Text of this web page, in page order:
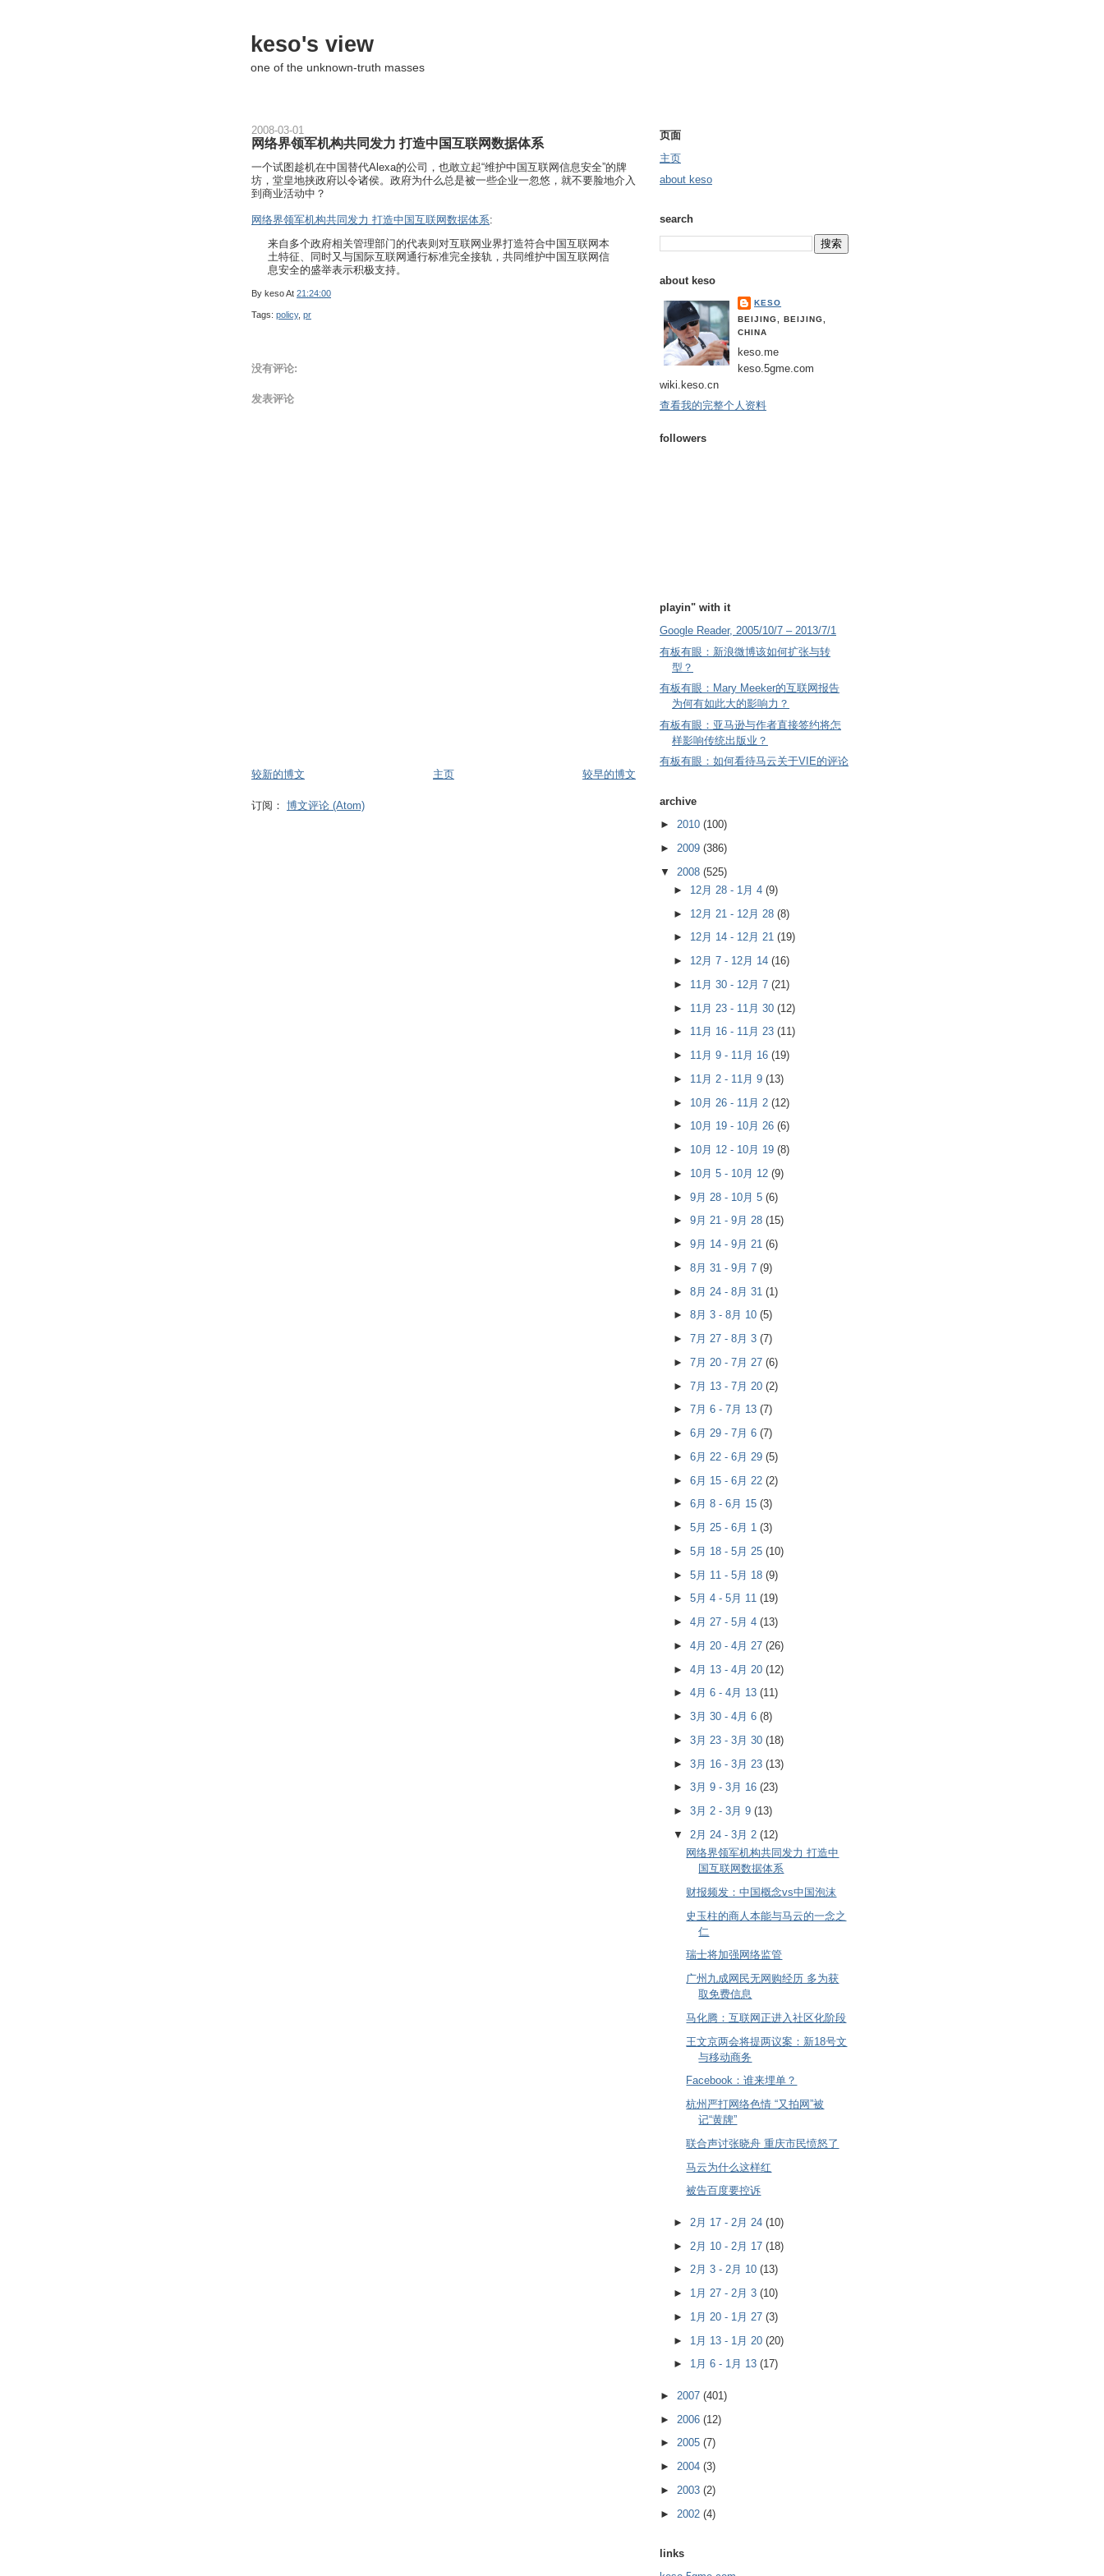
keso's view
one of the unknown-truth masses
2008-03-01
网络界领军机构共同发力 打造中国互联网数据体系
一个试图趁机在中国替代Alexa的公司，也敢立起“维护中国互联网信息安全”的牌
坊，堂皇地挟政府以令诸侯。政府为什么总是被一些企业一忽悠，就不要脸地介入
到商业活动中？
网络界领军机构共同发力 打造中国互联网数据体系:
来自多个政府相关管理部门的代表则对互联网业界打造符合中国互联网本
土特征、同时又与国际互联网通行标准完全接轨，共同维护中国互联网信
息安全的盛举表示积极支持。
By kesoAt 21:24:00
Tags: policy, pr
没有评论:
发表评论
较新的博文 较早的博文
主页
订阅： 博文评论 (Atom)
页面
主页
about keso
search
about keso
KESO
BEIJING, BEIJING,
CHINA
keso.me
keso.5gme.com
wiki.keso.cn
查看我的完整个人资料
followers
playin" with it
Google Reader, 2005/10/7 – 2013/7/1
有板有眼：新浪微博该如何扩张与转
型？
有板有眼：Mary Meeker的互联网报告
为何有如此大的影响力？
有板有眼：亚马逊与作者直接签约将怎
样影响传统出版业？
有板有眼：如何看待马云关于VIE的评论
archive
► 2010 (100)
► 2009 (386)
▼ 2008 (525)
► 12月 28 - 1月 4 (9)
► 12月 21 - 12月 28 (8)
► 12月 14 - 12月 21 (19)
► 12月 7 - 12月 14 (16)
► 11月 30 - 12月 7 (21)
► 11月 23 - 11月 30 (12)
► 11月 16 - 11月 23 (11)
► 11月 9 - 11月 16 (19)
► 11月 2 - 11月 9 (13)
► 10月 26 - 11月 2 (12)
► 10月 19 - 10月 26 (6)
► 10月 12 - 10月 19 (8)
► 10月 5 - 10月 12 (9)
► 9月 28 - 10月 5 (6)
► 9月 21 - 9月 28 (15)
► 9月 14 - 9月 21 (6)
► 8月 31 - 9月 7 (9)
► 8月 24 - 8月 31 (1)
► 8月 3 - 8月 10 (5)
► 7月 27 - 8月 3 (7)
► 7月 20 - 7月 27 (6)
► 7月 13 - 7月 20 (2)
► 7月 6 - 7月 13 (7)
► 6月 29 - 7月 6 (7)
► 6月 22 - 6月 29 (5)
► 6月 15 - 6月 22 (2)
► 6月 8 - 6月 15 (3)
► 5月 25 - 6月 1 (3)
► 5月 18 - 5月 25 (10)
► 5月 11 - 5月 18 (9)
► 5月 4 - 5月 11 (19)
► 4月 27 - 5月 4 (13)
► 4月 20 - 4月 27 (26)
► 4月 13 - 4月 20 (12)
► 4月 6 - 4月 13 (11)
► 3月 30 - 4月 6 (8)
► 3月 23 - 3月 30 (18)
► 3月 16 - 3月 23 (13)
► 3月 9 - 3月 16 (23)
► 3月 2 - 3月 9 (13)
▼ 2月 24 - 3月 2 (12)
网络界领军机构共同发力 打造中
国互联网数据体系
财报频发：中国概念vs中国泡沫
史玉柱的商人本能与马云的一念之
仁
瑞士将加强网络监管
广州九成网民无网购经历 多为获
取免费信息
马化腾：互联网正进入社区化阶段
王文京两会将提两议案：新18号文
与移动商务
Facebook：谁来埋单？
杭州严打网络色情 “又拍网”被
记“黄牌”
联合声讨张晓舟 重庆市民愤怒了
马云为什么这样红
被告百度要控诉
► 2月 17 - 2月 24 (10)
► 2月 10 - 2月 17 (18)
► 2月 3 - 2月 10 (13)
► 1月 27 - 2月 3 (10)
► 1月 20 - 1月 27 (3)
► 1月 13 - 1月 20 (20)
► 1月 6 - 1月 13 (17)
► 2007 (401)
► 2006 (12)
► 2005 (7)
► 2004 (3)
► 2003 (2)
► 2002 (4)
links